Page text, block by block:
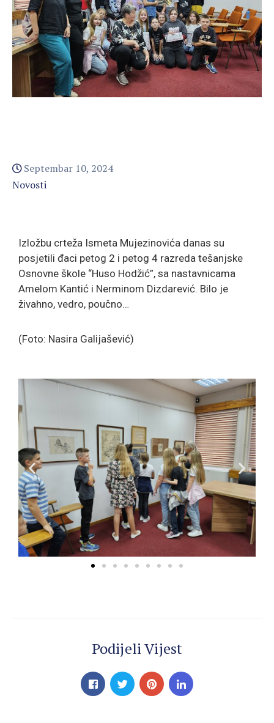
Septembar 10, 2024
Novosti
Izložbu crteža Ismeta Mujezinovića danas su
posjetili đaci petog 2 i petog 4 razreda tešanjske
Osnovne škole “Huso Hodžić”, sa nastavnicama
Amelom Kantić i Nerminom Dizdarević. Bilo je
živahno, vedro, poučno…
(Foto: Nasira Galijašević)
Podijeli Vijest